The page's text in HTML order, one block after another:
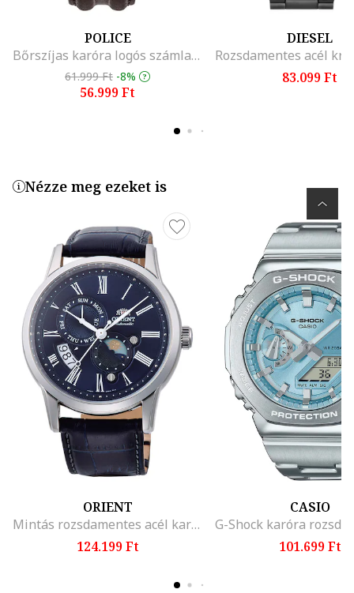
POLICE
Bőrszíjas karóra logós számlappal, Sár barna/Olívazöld
61.999 Ft -8%
56.999 Ft
DIESEL
83.099 Ft
Nézze meg ezeket is
ORIENT
Mintás rozsdamentes acél karóra
124.199 Ft
CASIO
101.699 Ft